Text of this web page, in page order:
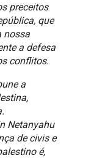
preceitos
que
nossa
a defesa
conflitos.
a
Netanyahu
de civis e
é,